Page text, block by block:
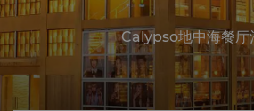
Calypso地中海餐厅